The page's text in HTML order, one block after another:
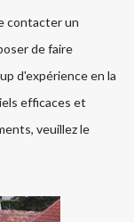
contacter un
de faire
d'expérience en la
efficaces et
veuillez le